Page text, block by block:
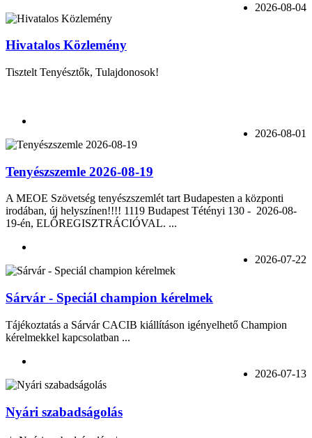
2026-08-04
Hivatalos Közlemény
Tisztelt Tenyésztők, Tulajdonosok!
2026-08-01
Tenyészszemle 2026-08-19
A MEOE Szövetség tenyészszemlét tart Budapesten a központi
irodában, új helyszínen!!!! 1119 Budapest Tétényi 130 - 2026-08-
19-én, ELŐREGISZTRÁCIÓVAL. ...
2026-07-22
Sárvár - Speciál champion kérelmek
Tájékoztatás a Sárvár CACIB kiállításon igényelhető Champion
kérelmekkel kapcsolatban ...
2026-07-13
Nyári szabadságolás